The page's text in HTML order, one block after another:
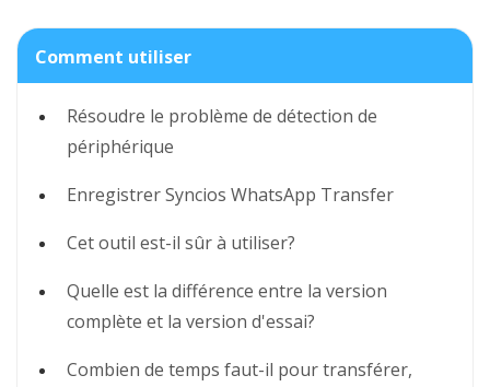
Comment utiliser
Résoudre le problème de détection de
périphérique
Enregistrer Syncios WhatsApp Transfer
Cet outil est-il sûr à utiliser?
Quelle est la différence entre la version
complète et la version d'essai?
Combien de temps faut-il pour transférer,